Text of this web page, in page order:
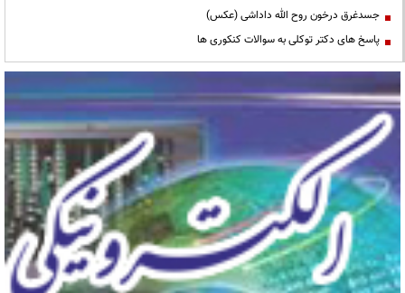
جسدغرق درخون روح الله داداشی (عکس)
پاسخ های دکتر توکلی به سوالات کنکوری ها